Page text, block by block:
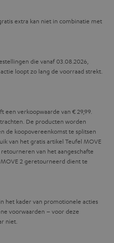
extra kan niet in combinatie met
die vanaf 03.08.2026,
loopt zo lang de voorraad strekt.
een verkoopwaarde van € 29,99.
De producten worden
de koopovereenkomst te splitsen
van het gratis artikel Teufel MOVE
van het aangeschafte
2 geretourneerd dient te
het kader van promotionele acties
voorwaarden – voor deze
niet.